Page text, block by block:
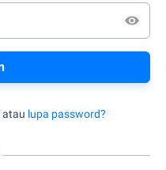
atau lupa password?